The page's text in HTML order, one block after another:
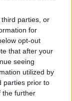
parties, or
for
opt-out
that after your
seeing
utilized by
parties prior to
the further
Κυριακή
καιρκές
για την
αποβιβαστεί